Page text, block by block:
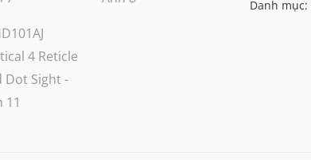
Danh mục: